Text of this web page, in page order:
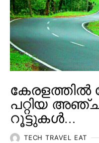
കേരളത്തിൽ
പറ്റിയ
റൂട്ടുകൾ…
TECH TRAVEL EAT